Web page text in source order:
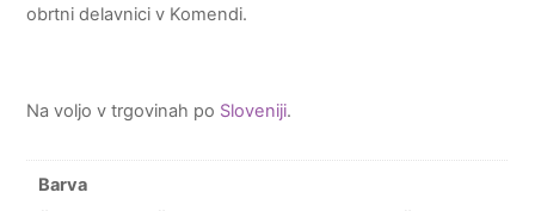
obrtni delavnici v Komendi.
Na voljo v trgovinah po Sloveniji.
Barva